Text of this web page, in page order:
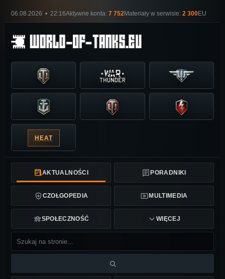
06.08.2026 • 22:16Aktywne konta: 7 752Materiały w serwisie: 2 300EU
HEAT
AKTUALNOŚCI PORADNIKI
CZOŁGOPEDIA MULTIMEDIA
SPOŁECZNOŚĆ WIĘCEJ